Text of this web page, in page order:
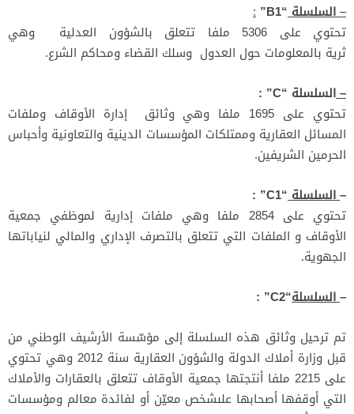
–السلسلة“B1”
:
تحتوي على 5306 ملفا تتعلق بالشؤون العدلية وهي
ثرية بالمعلومات حول العدول وسلك القضاء ومحاكم الشرع.
–السلسلة “C” :
تحتوي على 1695 ملفا وهي وثائق إدارة الأوقاف وملفات
المسائل العقارية وممتلكات المؤسسات الدينية والتعاونية وأحباس
الحرمين الشريفين.
–السلسلة“C1” :
تحتوي على 2854 ملفا وهي ملفات إدارية لموظفي جمعية
الأوقاف و الملفات التي تتعلق بالتصرف الإداري والمالي لنياباتها
الجهوية.
–السلسلة“C2” :
تم ترحيل وثائق هذه السلسلة إلى مؤسّسة الأرشيف الوطني من
قبل وزارة أملاك الدولة والشؤون العقارية سنة 2012 وهي تحتوي
على 2215 ملفا أنتجتها جمعية الأوقاف تتعلق بالعقارات والأملاك
التي أوقفها أصحابها علىشخص معيّن أو لفائدة معالم ومؤسسات